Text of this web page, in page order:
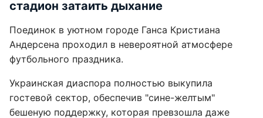
стадион затаить дыхание
Поединок в уютном городе Ганса Кристиана
Андерсена проходил в невероятной атмосфере
футбольного праздника.
Украинская диаспора полностью выкупила
гостевой сектор, обеспечив "сине-желтым"
бешеную поддержку, которая превзошла даже